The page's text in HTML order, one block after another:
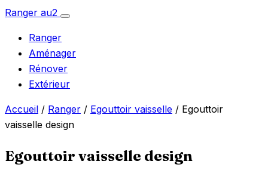
Aller
contenu
Ranger au2
Ouvrir
Ranger
Aménager
Rénover
Extérieur
Accueil / Ranger / Egouttoir vaisselle / Egouttoir
vaisselle design
Egouttoir vaisselle design